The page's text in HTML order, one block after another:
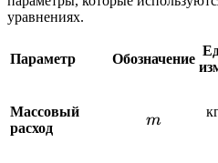
уравнениях.
Параметр Обозначение
Массовый
расход
m
m